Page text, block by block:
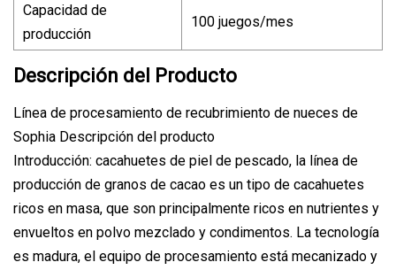
Capacidad de
producción
100 juegos/mes
Descripción del Producto
Línea de procesamiento de recubrimiento de nueces de
Sophia Descripción del producto
Introducción: cacahuetes de piel de pescado, la línea de
producción de granos de cacao es un tipo de cacahuetes
ricos en masa, que son principalmente ricos en nutrientes y
envueltos en polvo mezclado y condimentos. La tecnología
es madura, el equipo de procesamiento está mecanizado y